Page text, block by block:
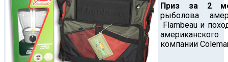
Приз за 2
рыболова
Flambeau и
компании